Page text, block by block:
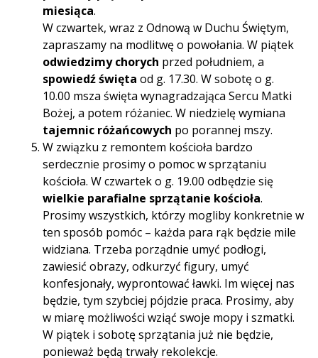
miesiąca.
W czwartek, wraz z Odnową w Duchu Świętym,
zapraszamy na modlitwę o powołania. W piątek
odwiedzimy chorych przed południem, a
spowiedź święta od g. 17.30. W sobotę o g.
10.00 msza święta wynagradzająca Sercu Matki
Bożej, a potem różaniec. W niedzielę wymiana
tajemnic różańcowych po porannej mszy.
W związku z remontem kościoła bardzo
serdecznie prosimy o pomoc w sprzątaniu
kościoła. W czwartek o g. 19.00 odbędzie się
wielkie parafialne sprzątanie kościoła.
Prosimy wszystkich, którzy mogliby konkretnie w
ten sposób pomóc – każda para rąk będzie mile
widziana. Trzeba porządnie umyć podłogi,
zawiesić obrazy, odkurzyć figury, umyć
konfesjonały, wyprontować ławki. Im więcej nas
będzie, tym szybciej pójdzie praca. Prosimy, aby
w miarę możliwości wziąć swoje mopy i szmatki.
W piątek i sobotę sprzątania już nie będzie,
ponieważ będą trwały rekolekcje.